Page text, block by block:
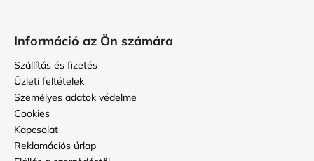
Információ az Ön számára
Szállítás és fizetés
Üzleti feltételek
Személyes adatok védelme
Cookies
Kapcsolat
Reklamációs űrlap